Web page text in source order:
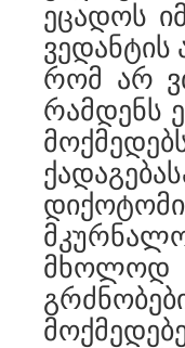
ეცადოს
რომ არ
რამდენს